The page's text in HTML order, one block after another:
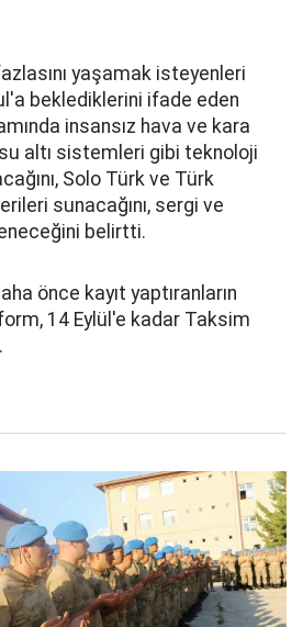
yaşamak isteyenleri
beklediklerini ifade eden
insansız hava ve kara
altı sistemleri gibi teknoloji
Solo Türk ve Türk
sunacağını, sergi ve
belirtti.
önce kayıt yaptıranların
14 Eylül'e kadar Taksim